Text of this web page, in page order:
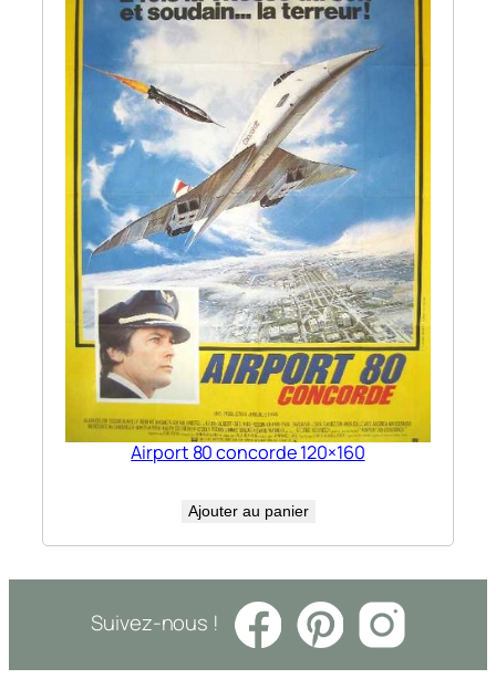
Airport 80 concorde 120×160
Ajouter au panier
Suivez-nous !